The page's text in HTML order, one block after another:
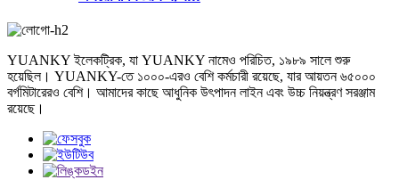
YUANKY ইলেকট্রিক, যা YUANKY নামেও পরিচিত, ১৯৮৯ সালে শুরু
হয়েছিল। YUANKY-তে ১০০০-এরও বেশি কর্মচারী রয়েছে, যার আয়তন ৬৫০০০
বর্গমিটারেরও বেশি। আমাদের কাছে আধুনিক উৎপাদন লাইন এবং উচ্চ নিয়ন্ত্রণ সরঞ্জাম
রয়েছে।